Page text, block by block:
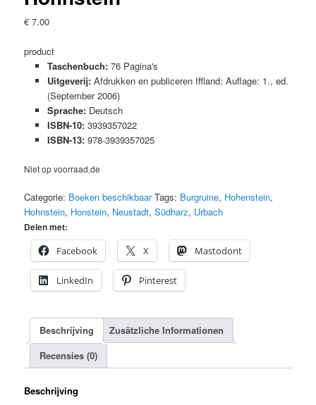
€ 7.00
product
Taschenbuch:76 Pagina's
Uitgeverij:Afdrukken en publiceren Iffland; Auflage: 1., ed.
(September 2006)
Sprache:Deutsch
ISBN-10:3939357022
ISBN-13:978-3939357025
Niet op voorraad,de
Categorie: Boeken beschikbaar Tags: Burgruine, Hohenstein,
Hohnstein, Honstein, Neustadt,Südharz, Urbach
Delen met:
Facebook
X Mastodont
LinkedIn Pinterest
Beschrijving
Zusätzliche Informationen
Recensies (0)
Beschrijving